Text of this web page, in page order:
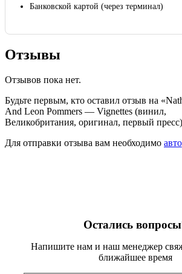
Банковской картой (через терминал)
Отзывы
Отзывов пока нет.
Будьте первым, кто оставил отзыв на
And Leon Pommers — Vignettes (винил,
Великобритания, оригинал, первый
Для отправки отзыва вам необходимо
Остались
Напишите нам и наш менеджер
ближайшее время